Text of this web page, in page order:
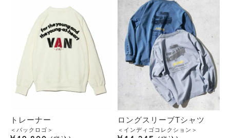
トレーナー
＜バックロゴ＞
ロングスリーブTシャツ
＜インディゴコレクション＞